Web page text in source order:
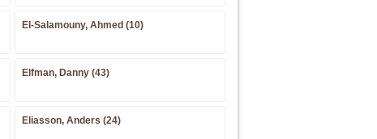
El-Salamouny, Ahmed (10)
Elfman, Danny (43)
Eliasson, Anders (24)